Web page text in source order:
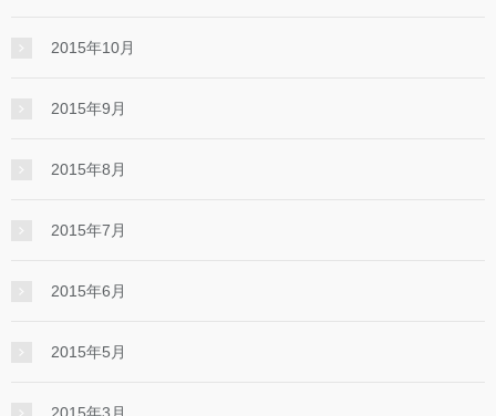
2015年10月
2015年9月
2015年8月
2015年7月
2015年6月
2015年5月